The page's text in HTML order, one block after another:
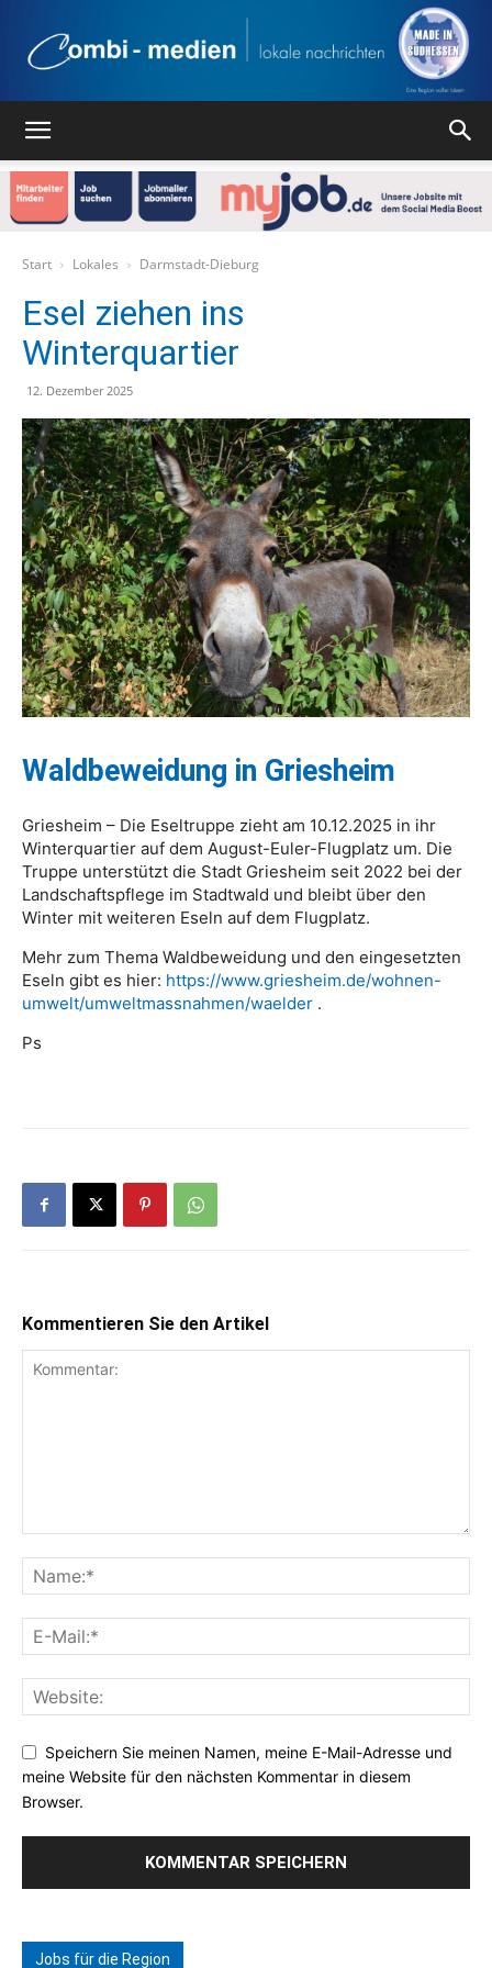
Start Lokales Darmstadt-Dieburg
Esel ziehen ins
Winterquartier
12. Dezember 2025
Waldbeweidung in Griesheim
Griesheim – Die Eseltruppe zieht am 10.12.2025 in ihr
Winterquartier auf dem August-Euler-Flugplatz um. Die
Truppe unterstützt die Stadt Griesheim seit 2022 bei der
Landschaftspflege im Stadtwald und bleibt über den
Winter mit weiteren Eseln auf dem Flugplatz.
Mehr zum Thema Waldbeweidung und den eingesetzten
Eseln gibt es hier: https://www.griesheim.de/wohnen-
umwelt/umweltmassnahmen/waelder .
Ps
Kommentieren Sie den Artikel
Speichern Sie meinen Namen, meine E-Mail-Adresse und
meine Website für den nächsten Kommentar in diesem
Browser.
Jobs für die Region